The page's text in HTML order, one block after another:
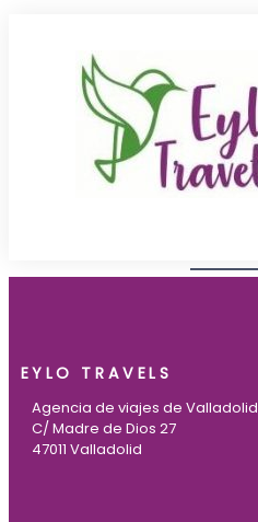
EYLO TRAVELS
Agencia de viajes de Valladolid
C/ Madre de Dios 27
47011 Valladolid